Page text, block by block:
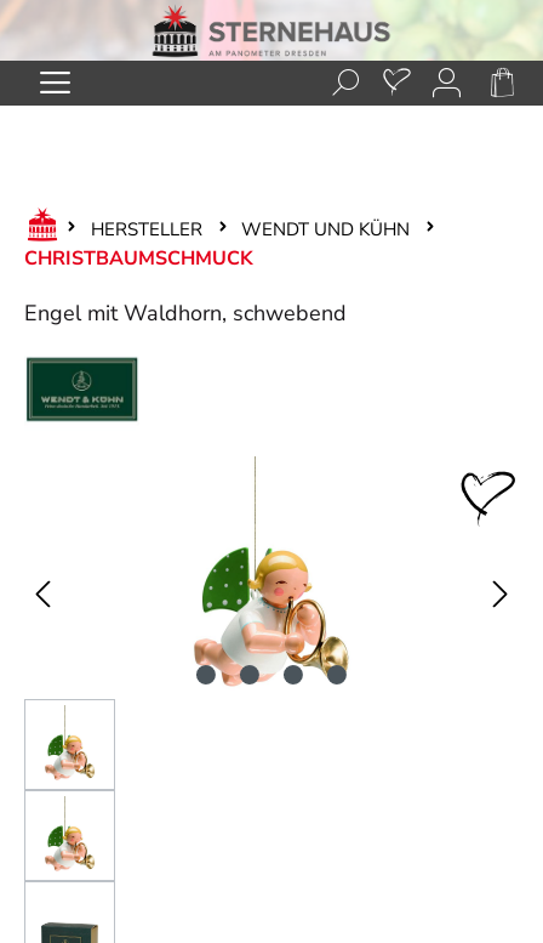
Zum Hauptinhalt springen
HERSTELLER WENDT UND KÜHN
CHRISTBAUMSCHMUCK
Engel mit Waldhorn, schwebend
Bildergalerie überspringen